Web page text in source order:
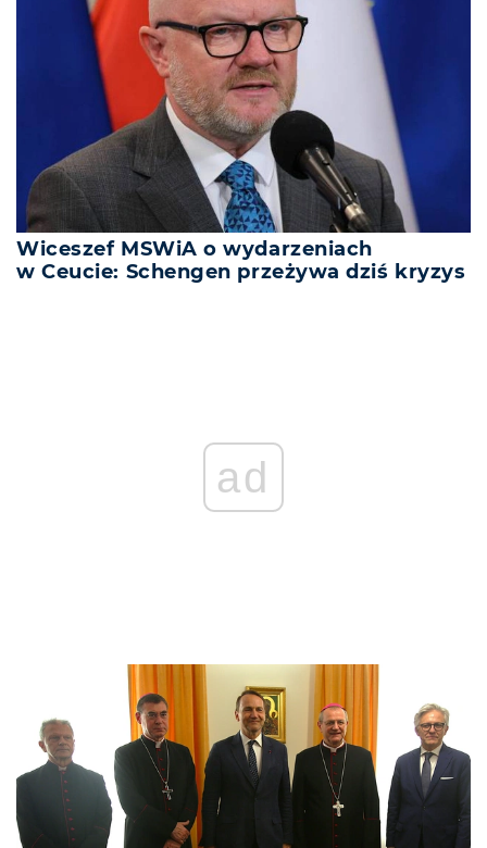
Wiceszef MSWiA o wydarzeniach
w Ceucie: Schengen przeżywa dziś kryzys
ad